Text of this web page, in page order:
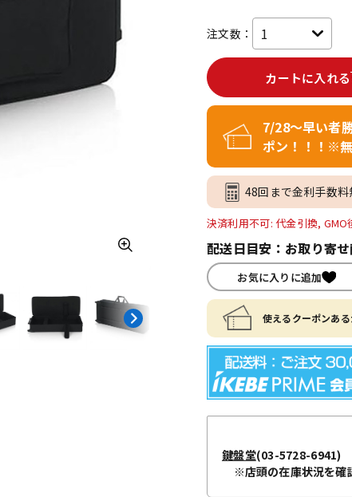
注文数：
カートに入れる
7/28～早い者
ポン！！！※
48回まで金利手数
決済利用不可: 代金引換, GMO
配送日目安：お取り寄
お気に入りに追加
使えるクーポンあ
鍵盤堂(03-5728-6941)
※店頭の在庫状況を確